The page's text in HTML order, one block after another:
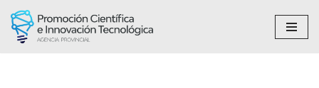
Saltar